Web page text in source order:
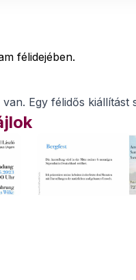
félidejében.
Egy félidős